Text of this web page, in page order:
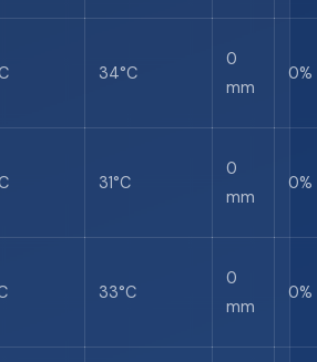
34°C
0
mm
0%
31°C
0
mm
0%
33°C
0
mm
0%